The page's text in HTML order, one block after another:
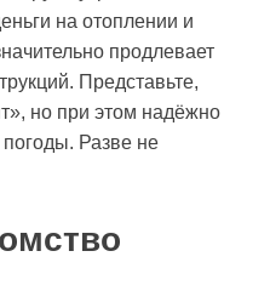
на отоплении и
продлевает
Представьте,
но при этом надёжно
Разве не